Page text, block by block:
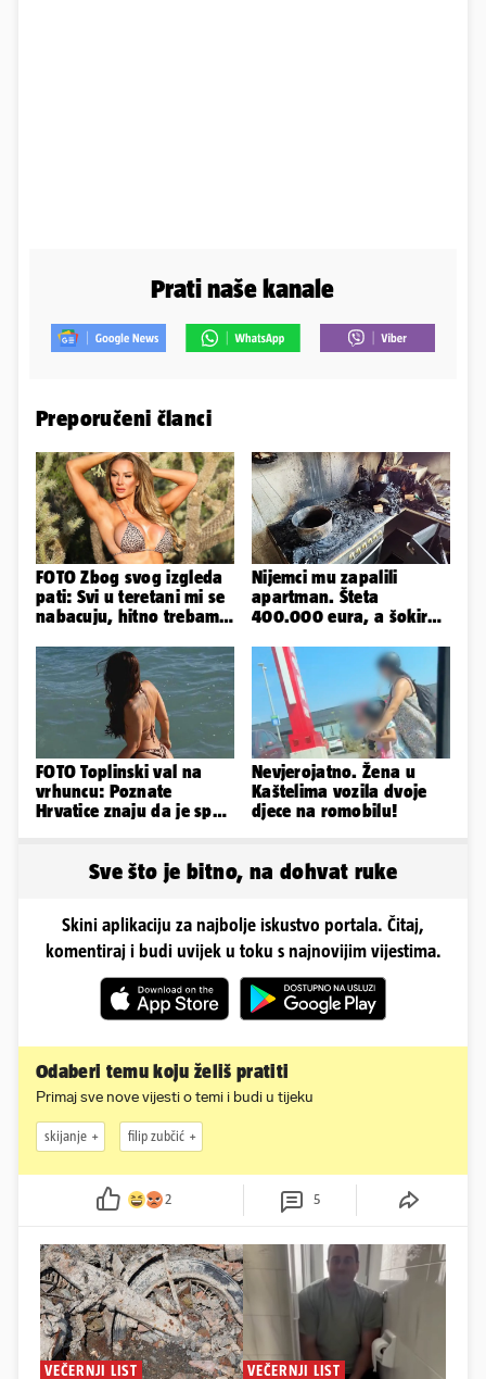
Prati naše kanale
Preporučeni članci
FOTO Zbog svog izgleda
pati: Svi u teretani mi se
nabacuju, hitno trebam
Nijemci mu zapalili
apartman. Šteta
400.000 eura, a šokirao
FOTO Toplinski val na
vrhuncu: Poznate
Hrvatice znaju da je spas
Nevjerojatno. Žena u
Kaštelima vozila dvoje
djece na romobilu!
Sve što je bitno, na dohvat ruke
Skini aplikaciju za najbolje iskustvo portala. Čitaj,
komentiraj i budi uvijek u toku s najnovijim vijestima.
Odaberi temu koju želiš pratiti
Primaj sve nove vijesti o temi i budi u tijeku
skijanje filip zubčić
2 5